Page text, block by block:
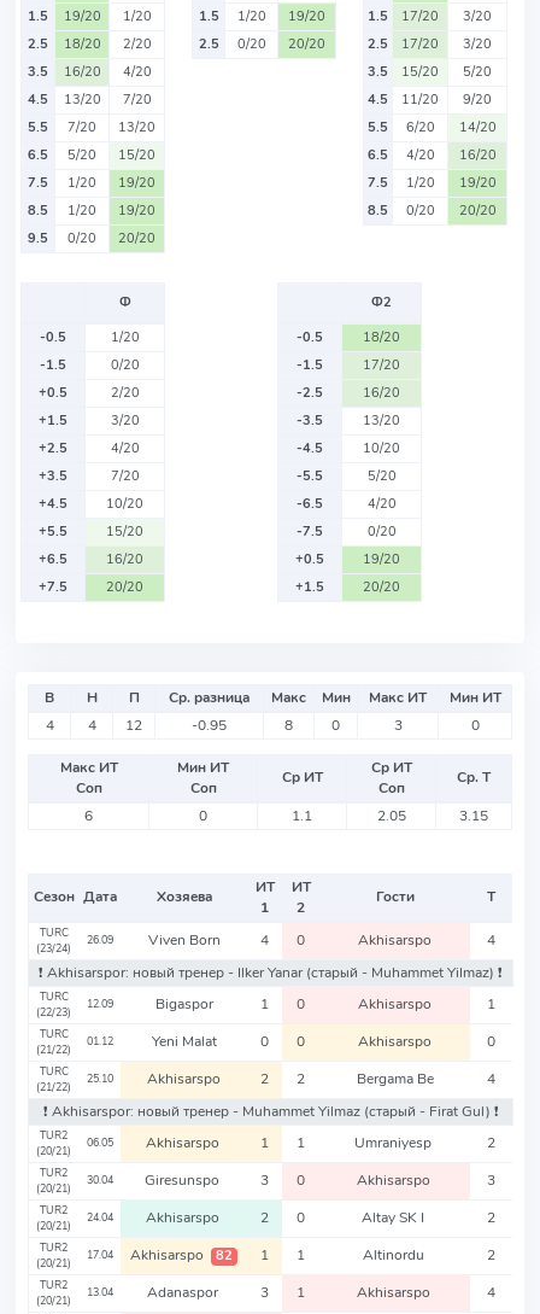
1.5
19/20
1/20
2.5
18/20
2/20
3.5
16/20
4/20
4.5
13/20
7/20
5.5
7/20
13/20
6.5
5/20
15/20
7.5
1/20
19/20
8.5
1/20
19/20
9.5
0/20 20/20
1.5
1/20
19/20
2.5
0/20 20/20
1.5
17/20
3/20
2.5
17/20
3/20
3.5
15/20
5/20
4.5
11/20
9/20
5.5
6/20
14/20
6.5
4/20
16/20
7.5
1/20
19/20
8.5
0/20 20/20
Ф
-0.5
1/20
-1.5
0/20
+0.5
2/20
+1.5
3/20
+2.5
4/20
+3.5
7/20
+4.5
10/20
+5.5
15/20
+6.5
16/20
+7.5
20/20
Ф2
-0.5
18/20
-1.5
17/20
-2.5
16/20
-3.5
13/20
-4.5
10/20
-5.5
5/20
-6.5
4/20
-7.5
0/20
+0.5
19/20
+1.5
20/20
В Н П Ср. разница Макс Мин Макс ИТ
Мин ИТ
4
4 12 -0.95 8 0 3 0
Макс ИТ
Соп
Мин ИТ
Соп
Ср ИТ
Ср ИТ
Соп
Ср. Т
6
0 1.1 2.05 3.15
Сезон Дата Хозяева
ИТ
1
ИТ
2
Гости Т
TURC
(23/24)
26.09 Viven Born 4 0 Akhisarspo
4
❗️ Akhisarspor: новый тренер - Ilker Yanar(старый - Muhammet Yilmaz) ❗️
TURC
(22/23)
12.09 Bigaspor 1 0 Akhisarspo 1
TURC
(21/22)
01.12 Yeni Malat 0 0 Akhisarspo 0
TURC
(21/22)
25.10 Akhisarspo 2 2 Bergama Be
4
❗️ Akhisarspor: новый тренер - Muhammet Yilmaz (старый - Firat Gul) ❗️
TUR2
(20/21)
06.05 Akhisarspo 1 1 Umraniyesp 2
TUR2
(20/21)
30.04 Giresunspo 3 0 Akhisarspo 3
TUR2
(20/21)
24.04 Akhisarspo 2 0 Altay SK I 2
TUR2
(20/21)
17.04 Akhisarspo 82 1 1 Altinordu 2
TUR2
(20/21)
13.04 Adanaspor 3 1 Akhisarspo 4